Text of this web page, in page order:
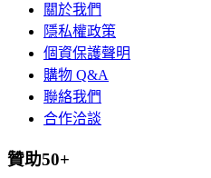
關於我們
隱私權政策
個資保護聲明
購物 Q&A
聯絡我們
合作洽談
贊助50+